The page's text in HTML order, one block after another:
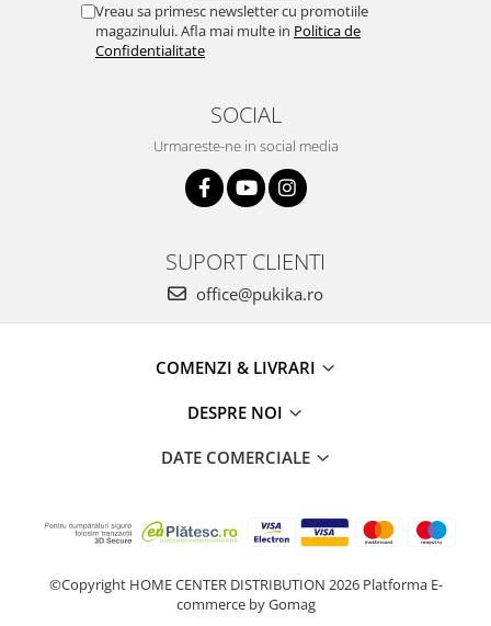
Vreau sa primesc newsletter cu promotiile
magazinului. Afla mai multe in Politica de
Confidentialitate
SOCIAL
Urmareste-ne in social media
SUPORT CLIENTI
office@pukika.ro
COMENZI & LIVRARI
DESPRE NOI
DATE COMERCIALE
©Copyright HOME CENTER DISTRIBUTION 2026 Platforma E-
commerce by Gomag